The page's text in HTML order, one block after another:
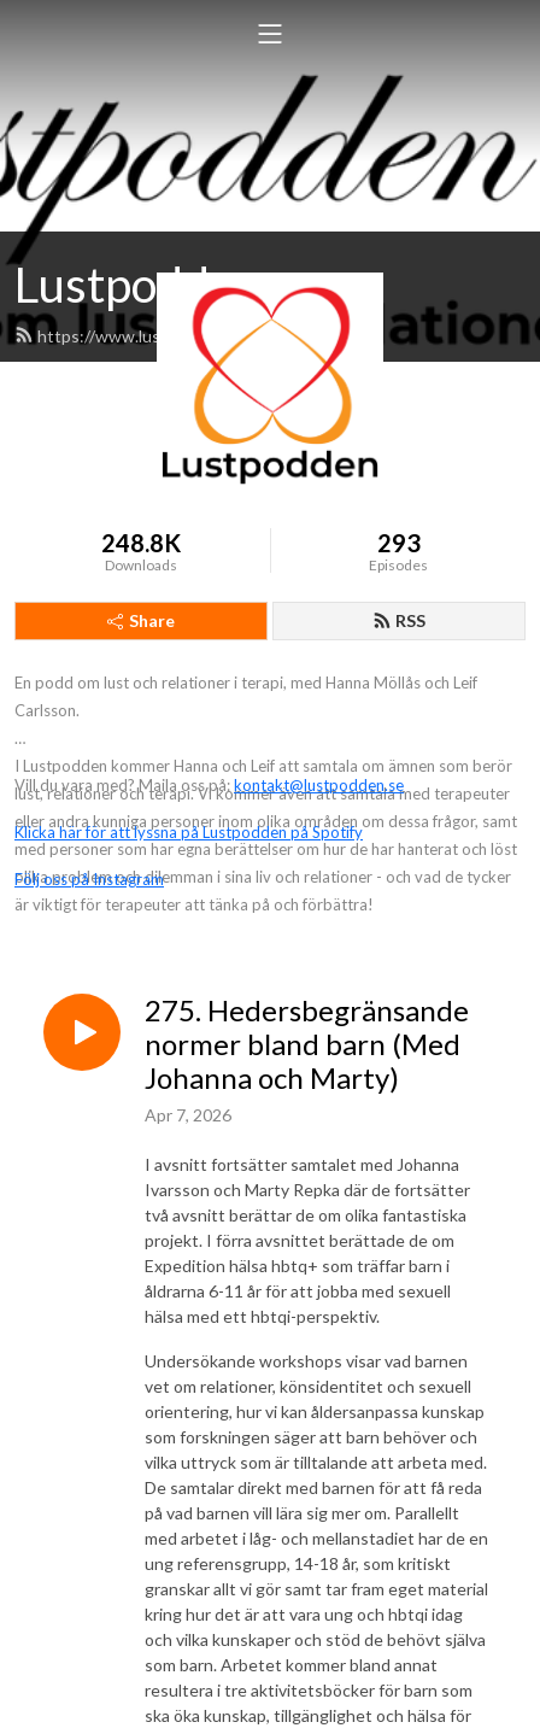
Lustpodden
https://www.lustpodden.se/feed.xml
248.8K
Downloads
293
Episodes
Share RSS
En podd om lust och relationer i terapi, med Hanna Möllås och Leif
Carlsson.
I Lustpodden kommer Hanna och Leif att samtala om ämnen som berör
lust, relationer och terapi. Vi kommer även att samtala med terapeuter
eller andra kunniga personer inom olika områden om dessa frågor, samt
med personer som har egna berättelser om hur de har hanterat och löst
olika problem och dilemman i sina liv och relationer - och vad de tycker
är viktigt för terapeuter att tänka på och förbättra!
Vill du vara med? Maila oss på:kontakt@lustpodden.se
Klicka här för att lyssna på Lustpodden på Spotify
Följ oss på Instagram
275. Hedersbegränsande
normer bland barn (Med
Johanna och Marty)
Apr 7, 2026
I avsnitt fortsätter samtalet med Johanna
Ivarsson och Marty Repka där de fortsätter
två avsnitt berättar de om olika fantastiska
projekt. I förra avsnittet berättade de om
Expedition hälsa hbtq+ som träffar barn i
åldrarna 6-11 år för att jobba med sexuell
hälsa med ett hbtqi-perspektiv.
Undersökande workshops visar vad barnen
vet om relationer, könsidentitet och sexuell
orientering, hur vi kan åldersanpassa kunskap
som forskningen säger att barn behöver och
vilka uttryck som är tilltalande att arbeta med.
De samtalar direkt med barnen för att få reda
på vad barnen vill lära sig mer om. Parallellt
med arbetet i låg- och mellanstadiet har de en
ung referensgrupp, 14-18 år, som kritiskt
granskar allt vi gör samt tar fram eget material
kring hur det är att vara ung och hbtqi idag
och vilka kunskaper och stöd de behövt själva
som barn. Arbetet kommer bland annat
resultera i tre aktivitetsböcker för barn som
ska öka kunskap, tillgänglighet och hälsa för